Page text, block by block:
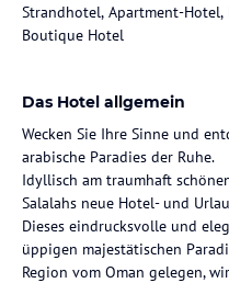
Strandhotel, Apartment-
Boutique Hotel
Das Hotel allgemein
Wecken Sie Ihre Sinne und
arabische Paradies der Ruhe.
Idyllisch am traumhaft
Salalahs neue Hotel- und
Dieses eindrucksvolle und
üppigen majestätischen
Region vom Oman gelegen,